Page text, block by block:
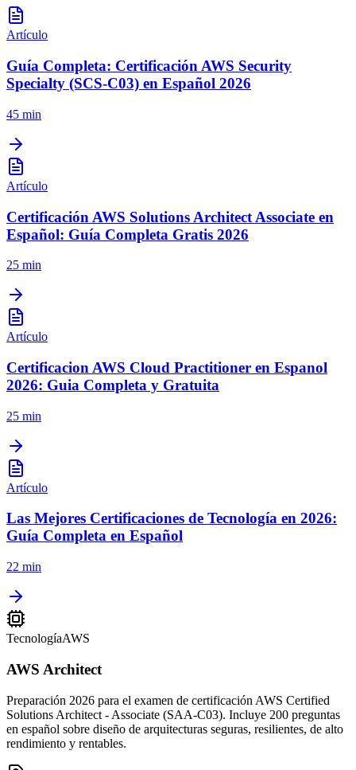
Artículo
Guía Completa: Certificación AWS Security
Specialty (SCS-C03) en Español 2026
45 min
Artículo
Certificación AWS Solutions Architect Associate en
Español: Guía Completa Gratis 2026
25 min
Artículo
Certificacion AWS Cloud Practitioner en Espanol
2026: Guia Completa y Gratuita
25 min
Artículo
Las Mejores Certificaciones de Tecnología en 2026:
Guía Completa en Español
22 min
TecnologíaAWS
AWS Architect
Preparación 2026 para el examen de certificación AWS Certified
Solutions Architect - Associate (SAA-C03). Incluye 200 preguntas
en español sobre diseño de arquitecturas seguras, resilientes, de alto
rendimiento y rentables.